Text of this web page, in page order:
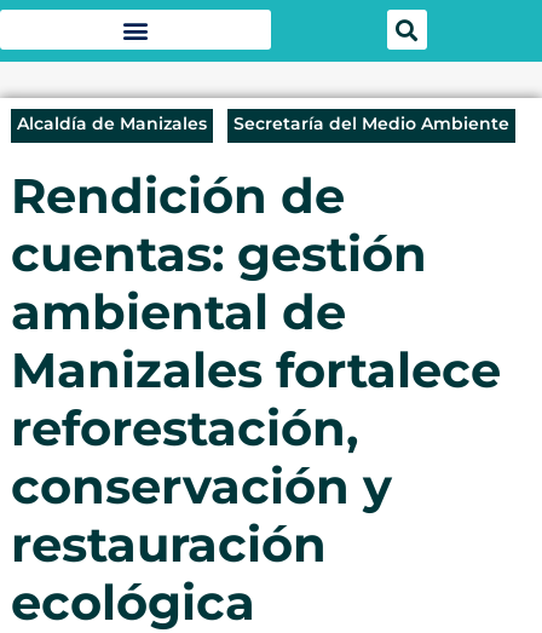
Alcaldía de Manizales Secretaría del Medio Ambiente
Rendición de
cuentas: gestión
ambiental de
Manizales fortalece
reforestación,
conservación y
restauración
ecológica